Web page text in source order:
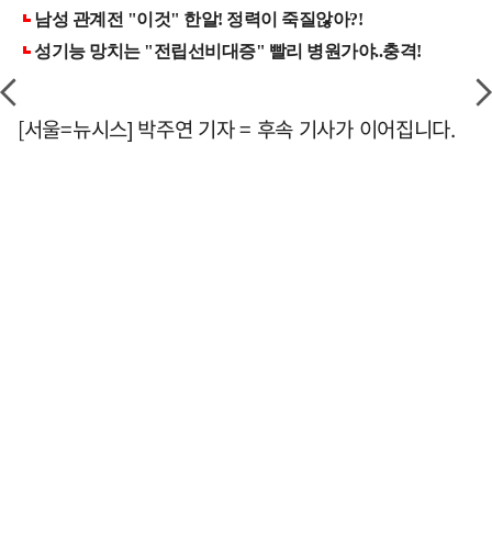
[서울=뉴시스] 박주연 기자 = 후속 기사가 이어집니다.